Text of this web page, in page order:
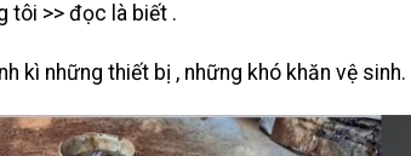
tôi >> đọc là biết .
kì những thiết bị , những khó khăn vệ sinh.